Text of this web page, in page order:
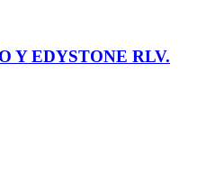
Y EDYSTONE RLV.